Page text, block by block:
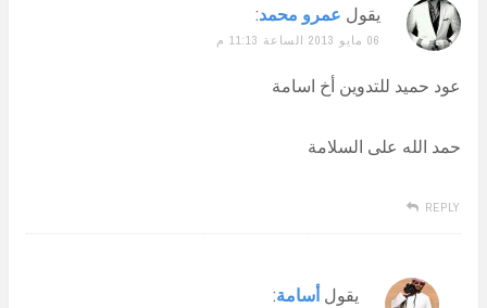
يقول عمرو محمد:
06 مايو 2013 الساعة 11:13 م
عود حميد للتدوين أخ اسامة
حمد الله على السلامة
REPLY
يقول أسامة: